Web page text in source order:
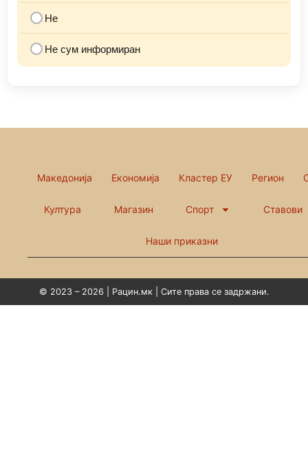
Не
Не сум информиран
Македонија Економија Кластер ЕУ Регион
Култура Магазин Спорт Ставови
Наши приказни
© 2023 – 2026 | Рацин.мк | Сите права се задржани.